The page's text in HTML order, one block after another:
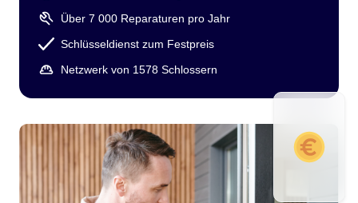
Über 7 000 Reparaturen pro Jahr
Schlüsseldienst zum Festpreis
Netzwerk von 1578 Schlossern